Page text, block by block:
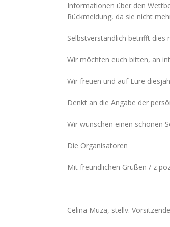
Informationen über den
Rückmeldung, da sie nicht
Selbstverständlich betrifft dies
Wir möchten euch bitten, an
Wir freuen und auf Eure
Denkt an die Angabe der
Wir wünschen einen schönen
Die Organisatoren
Mit freundlichen Grüßen / z
Celina Muza, stellv. Vorsitzende